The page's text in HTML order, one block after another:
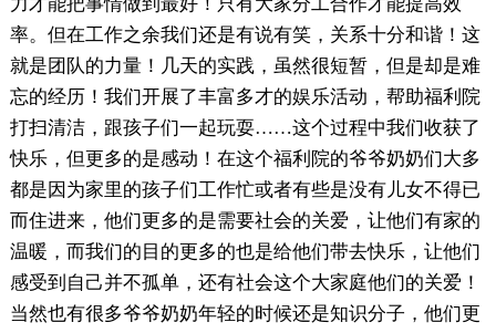
率。但在工作之余我们还是有说有笑，关系十分和谐！这
就是团队的力量！几天的实践，虽然很短暂，但是却是难
忘的经历！我们开展了丰富多才的娱乐活动，帮助福利院
打扫清洁，跟孩子们一起玩耍……这个过程中我们收获了
快乐，但更多的是感动！在这个福利院的爷爷奶奶们大多
都是因为家里的孩子们工作忙或者有些是没有儿女不得已
而住进来，他们更多的是需要社会的关爱，让他们有家的
温暖，而我们的目的更多的也是给他们带去快乐，让他们
感受到自己并不孤单，还有社会这个大家庭他们的关爱！
当然也有很多爷爷奶奶年轻的时候还是知识分子，他们更